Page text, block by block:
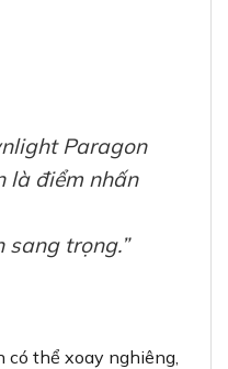
Paragon
là điểm nhấn
sang trọng.”
có thể xoay nghiêng,